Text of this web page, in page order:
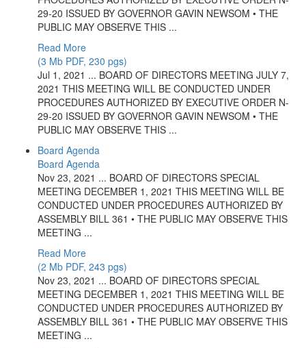
29-20 ISSUED BY GOVERNOR GAVIN NEWSOM • THE
PUBLIC MAY OBSERVE THIS ...
Read More
(3 Mb PDF, 230 pgs)
Jul 1, 2021 ... BOARD OF DIRECTORS MEETING JULY 7,
2021 THIS MEETING WILL BE CONDUCTED UNDER
PROCEDURES AUTHORIZED BY EXECUTIVE ORDER N-
29-20 ISSUED BY GOVERNOR GAVIN NEWSOM • THE
PUBLIC MAY OBSERVE THIS ...
Board Agenda
Board Agenda
Nov 23, 2021 ... BOARD OF DIRECTORS SPECIAL
MEETING DECEMBER 1, 2021 THIS MEETING WILL BE
CONDUCTED UNDER PROCEDURES AUTHORIZED BY
ASSEMBLY BILL 361 • THE PUBLIC MAY OBSERVE THIS
MEETING ...
Read More
(2 Mb PDF, 243 pgs)
Nov 23, 2021 ... BOARD OF DIRECTORS SPECIAL
MEETING DECEMBER 1, 2021 THIS MEETING WILL BE
CONDUCTED UNDER PROCEDURES AUTHORIZED BY
ASSEMBLY BILL 361 • THE PUBLIC MAY OBSERVE THIS
MEETING ...